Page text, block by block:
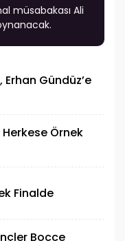
müsabakası Ali
Erhan Gündüz’e
Herkese Örnek
Finalde
Bocce